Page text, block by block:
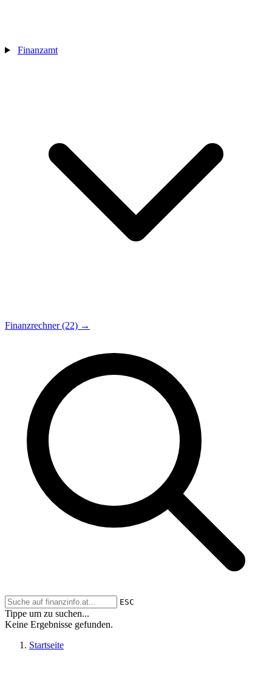
Finanzamt
Finanzrechner (22) →
ESC
Tippe um zu suchen...
Keine Ergebnisse gefunden.
Startseite